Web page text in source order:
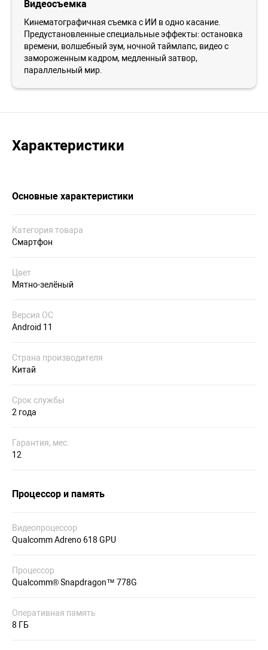
Видеосъемка
Кинематографичная съемка с ИИ в одно касание.
Предустановленные специальные эффекты: остановка
времени, волшебный зум, ночной таймлапс, видео с
замороженным кадром, медленный затвор,
параллельный мир.
Характеристики
Основные характеристики
Категория товара
Смартфон
Цвет
Мятно-зелёный
Версия ОС
Android 11
Страна производителя
Китай
Срок службы
2 года
Гарантия, мес.
12
Процессор и память
Видеопроцессор
Qualcomm Adreno 618 GPU
Процессор
Qualcomm® Snapdragon™ 778G
Оперативная память
8 ГБ